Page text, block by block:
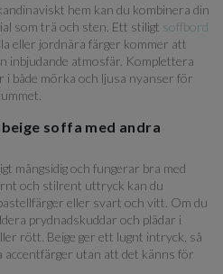
hem kan du kombinera din
som trä och sten. Ett stiligt soffbord
eller jordnära färger kommer att
inbjudande atmosfär. Komplettera
i både mörka och ljusa nyanser för
soffa med andra
mångsidig och fungerar bra med
och stilrent uttryck kan du
eller svart och vitt. Om du
prydnadskuddar och plädar i
rött. Beige ger ett lugnt intryck, så
accentfärger utan att det känns för